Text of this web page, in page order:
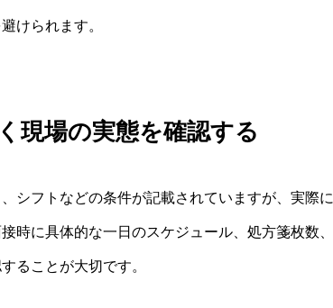
けられます。
現場の実態を確認する
シフトなどの条件が記載されていますが、実際
時に具体的な一日のスケジュール、処方箋枚数
ることが大切です。